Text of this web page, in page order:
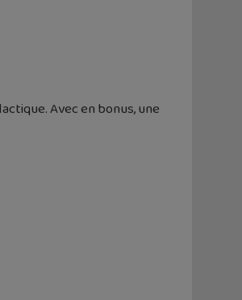
Avec en bonus, une